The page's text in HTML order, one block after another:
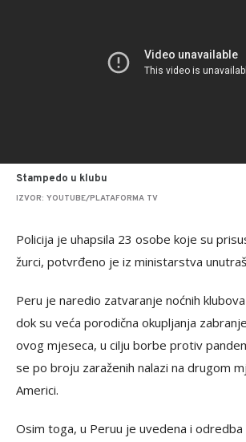
Stampedo u klubu
IZVOR: YOUTUBE/PLATAFORMA TV
Policija je uhapsila 23 osobe koje su
žurci, potvrđeno je iz ministarstva
Peru je naredio zatvaranje noćnih
dok su veća porodična okupljanja
ovog mjeseca, u cilju borbe protiv
se po broju zaraženih nalazi na drugom
Americi.
Osim toga, u Peruu je uvedena i